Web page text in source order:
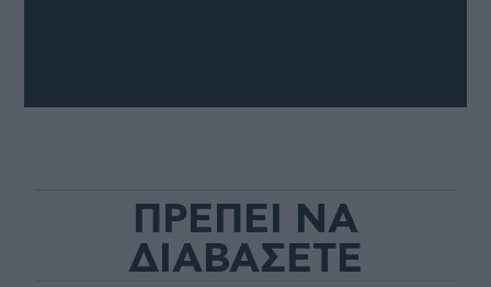
ΠΡΕΠΕΙ ΝΑ
ΔΙΑΒΑΣΕΤΕ